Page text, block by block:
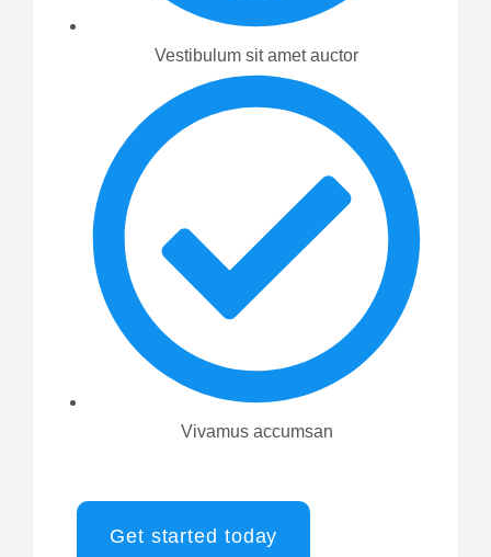
Vestibulum sit amet auctor
Vivamus accumsan
Get started today